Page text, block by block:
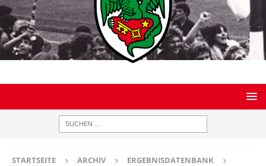
STARTSEITE ARCHIV
ERGEBNISDATENBANK